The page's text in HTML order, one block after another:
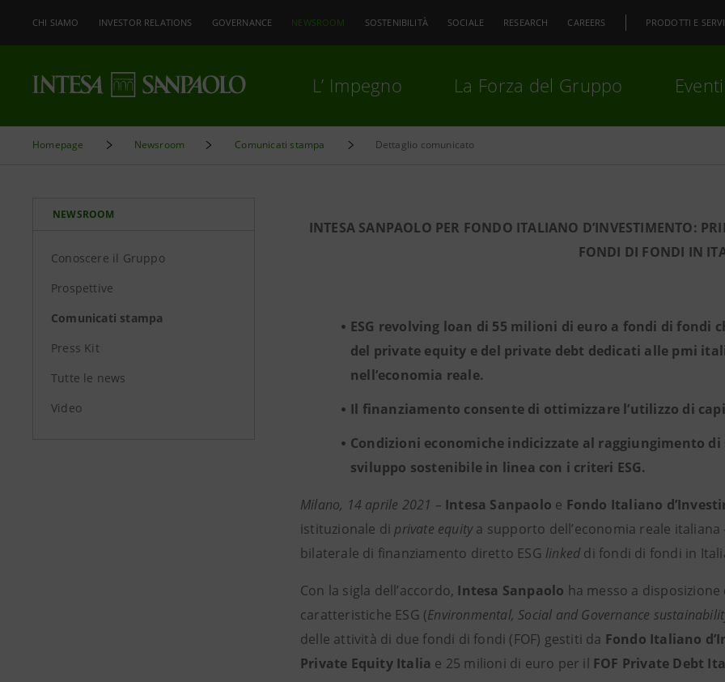
CHI SIAMO INVESTOR RELATIONS GOVERNANCE NEWSROOM SOSTENIBILITÀ SOCIALE RESEARCH CAREERS PRODOTTI E
L’ Impegno La Forza del Gruppo
Homepage Newsroom Comunicati stampa Dettaglio comunicato
NEWSROOM
Conoscere il Gruppo
Prospettive
Comunicati stampa
Press Kit
Tutte le news
Video
INTESA SANPAOLO PER FONDO ITALIANO D’INVESTIMENTO:
FONDI DI FONDI IN
ESG revolving loan di 55 milioni di euro a fondi di fondi
del private equity e del private debt dedicati alle pmi
nell’economia reale.
Il finanziamento consente di ottimizzare l’utilizzo di
Condizioni economiche indicizzate al raggiungimento
sviluppo sostenibile in linea con i criteri ESG.
Milano, 14 aprile 2021 – Intesa Sanpaolo e Fondo Italiano
istituzionale di private equitya supporto dell’economia reale
bilaterale di finanziamento diretto ESG linked di fondi di fondi in
Con la sigla dell’accordo, Intesa Sanpaolo ha messo a
caratteristiche ESG (Environmental, Social and Governance
delle attività di due fondi di fondi (FOF) gestiti da Fondo Italiano
Private Equity Italia e 25 milioni di euro per il FOF Private Debt